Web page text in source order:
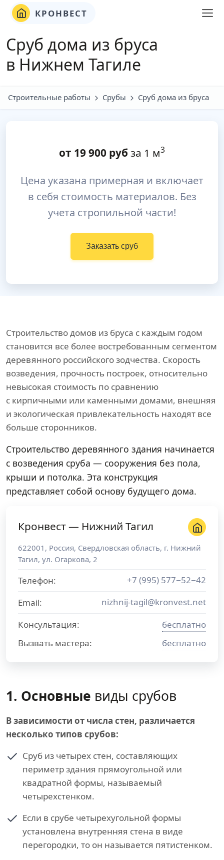
КРОНВЕСТ
Сруб дома из бруса
в Нижнем Тагиле
Строительные работы Срубы Сруб дома из бруса
от 19 900 руб за 1 м3
Цена указана примерная и включает
в себя стоимость материалов. Без
учета стропильной части!
Заказать сруб
Строительство домов из бруса с каждым годом
становится все более востребованным сегментом
деревянного российского зодчества. Скорость
возведения, прочность построек, относительно
невысокая стоимость по сравнению
с кирпичными или каменными домами, внешняя
и экологическая привлекательность находят все
больше сторонников.
Строительство деревянного здания начинается
с возведения сруба — сооружения без пола,
крыши и потолка. Эта конструкция
представляет собой основу будущего дома.
Кронвест — Нижний Тагил
622001 , Россия, Свердловская область, г. Нижний
Тагил, ул. Огаркова, 2
Телефон:
+7 (995) 577−52−42
Email:
nizhnij-tagil@kronvest.net
Консультация:
бесплатно
Вызвать мастера:
бесплатно
1. Основные виды срубов
В зависимости от числа стен, различается
несколько типов срубов:
Сруб из четырех стен, составляющих
периметр здания прямоугольной или
квадратной формы, называемый
четырехстенком.
Если в срубе четырехугольной формы
установлена внутренняя стена в виде
перегородки, то он называется пятистенком.